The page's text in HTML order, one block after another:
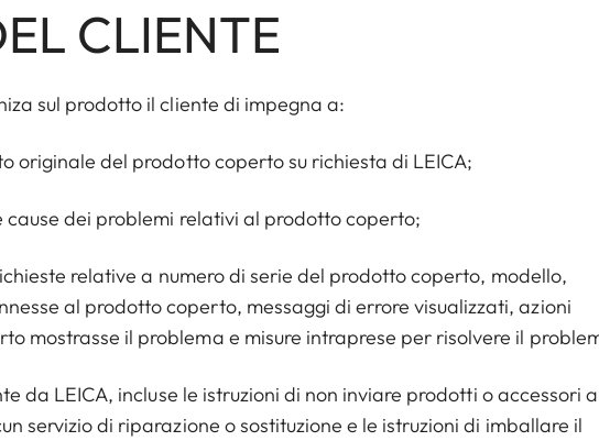
CLIENTE
sul prodotto il cliente di impegna a:
originale del prodotto coperto su richiesta di LEICA;
cause dei problemi relativi al prodotto coperto;
relative a numero di serie del prodotto coperto, modello,
al prodotto coperto, messaggi di errore visualizzati, azioni
mostrasse il problema e misure intraprese per risolvere il
da LEICA, incluse le istruzioni di non inviare prodotti o accessori a
servizio di riparazione o sostituzione e le istruzioni di imballare il